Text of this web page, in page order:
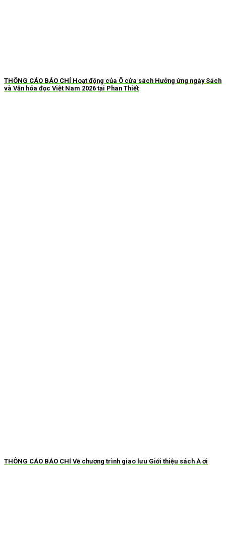
THÔNG CÁO BÁO CHÍ Hoạt động của Ô cửa sách Hưởng ứng ngày Sách
và Văn hóa đọc Việt Nam 2026 tại Phan Thiết
THÔNG CÁO BÁO CHÍ Về chương trình giao lưu Giới thiệu sách À ơi